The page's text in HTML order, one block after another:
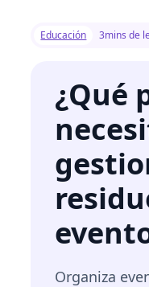
Educación 3mins de
¿Qué
Organiza